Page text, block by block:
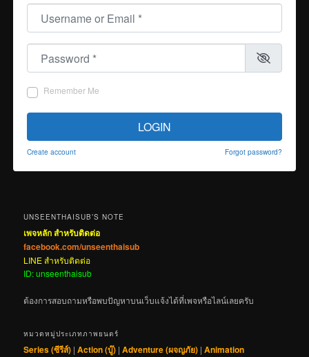
Username or Email
Password
Remember Me
LOGIN
Create account Forgot password?
UNSEENTHAISUB’S NOTE
เพจหลัก สำหรับติดต่อ
facebook.com/unseenthaisub
LINE สำหรับติดต่อ
ID: unseenthaisub
ต้องการสอบถามหรือพบปัญหาบนเว็บแจ้งได้ที่เพจหรือไลน์เลยครับ
หมวดหมู่ประเภทภาพยนตร์
Series (ซีรีส์) |Action (บู๊) |Adventure (ผจญภัย) |Animation